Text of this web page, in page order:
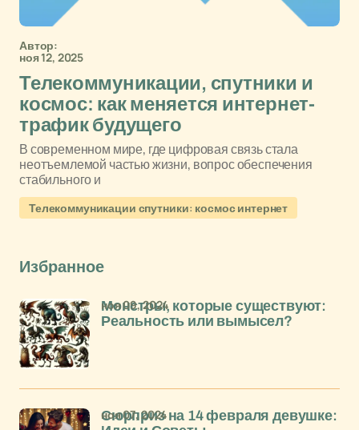
Автор:
ноя 12, 2025
Телекоммуникации, спутники и
космос: как меняется интернет-
трафик будущего
В современном мире, где цифровая связь стала
неотъемлемой частью жизни, вопрос обеспечения
стабильного и
Телекоммуникации спутники: космос интернет
Избранное
Монстры, которые существуют:
Реальность или вымысел?
ноя 09, 2024
Сюрприз на 14 февраля девушке:
ноя 07, 2024